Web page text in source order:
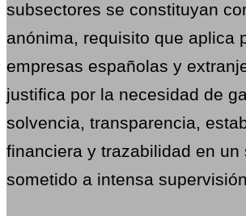
subsectores se constituyan
anónima, requisito que aplica
empresas españolas y
justifica por la necesidad de
solvencia, transparencia,
financiera y trazabilidad en un
sometido a intensa